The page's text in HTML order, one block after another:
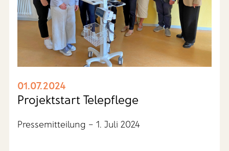
01.07.2024
Projektstart Telepflege
Pressemitteilung – 1. Juli 2024